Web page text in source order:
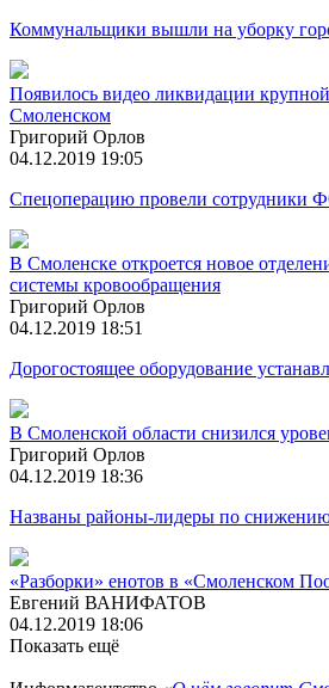
Коммунальщики вышли на уборку
Появилось видео ликвидации
Смоленском
Григорий Орлов
04.12.2019 19:05
Спецоперацию провели сотрудники
В Смоленске откроется новое
системы кровообращения
Григорий Орлов
04.12.2019 18:51
Дорогостоящее оборудование
В Смоленской области снизился
Григорий Орлов
04.12.2019 18:36
Названы районы-лидеры по снижению
«Разборки» енотов в «Смоленском
Евгений ВАНИФАТОВ
04.12.2019 18:06
Показать ещё